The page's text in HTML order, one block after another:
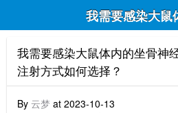
我需要感染大鼠
我需要感染大鼠体内的坐骨神
注射方式如何选择？
By 云梦 at 2023-10-13